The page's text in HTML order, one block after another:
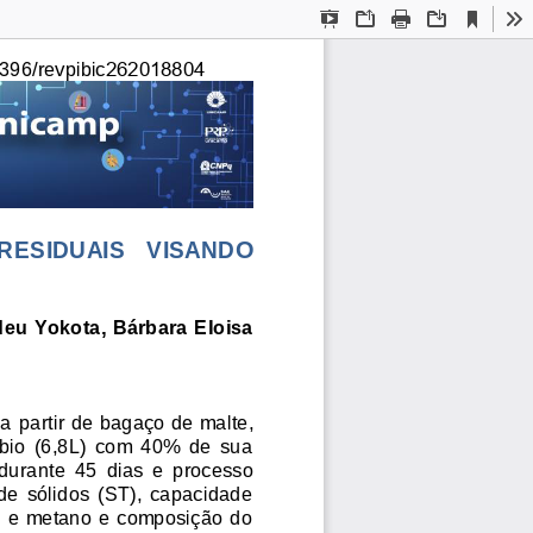
Presentation
OpenPrint Download
Current
View
revpibic262018804
VISANDO
Yokota, Bárbara Eloisa
partir de bagaço de malte,
(6,8L)  com  40%  de  sua
45  dias  e  processo
sólidos  (ST),  capacidade
e metano e composição do